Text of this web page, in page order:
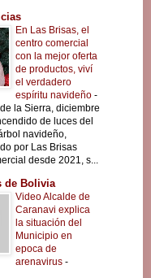
En Las Brisas, el
centro comercial
con la mejor oferta
de productos, viví
el verdadero
espíritu navideño -
la Sierra, diciembre
de luces del
navideño,
por Las Brisas
desde 2021, s...
de Bolivia
Video Alcalde de
Caranavi explica
la situación del
Municipio en
epoca de
arenavirus -